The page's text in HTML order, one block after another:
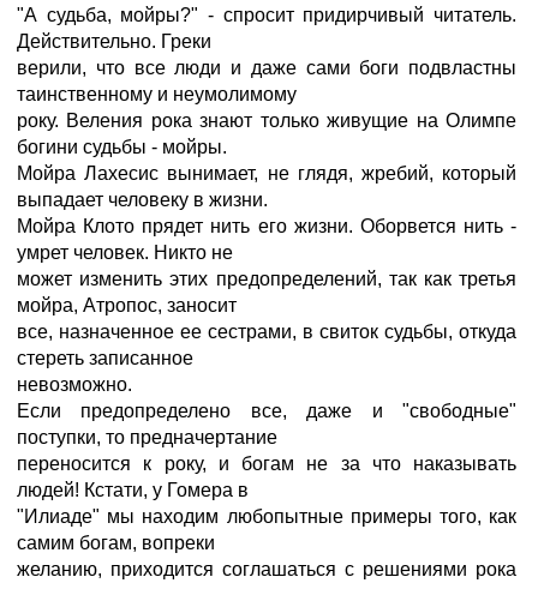
"А судьба, мойры?" - спросит придирчивый читатель.
Действительно. Греки
верили, что все люди и даже сами боги подвластны
таинственному и неумолимому
року. Веления рока знают только живущие на Олимпе
богини судьбы - мойры.
Мойра Лахесис вынимает, не глядя, жребий, который
выпадает человеку в жизни.
Мойра Клото прядет нить его жизни. Оборвется нить -
умрет человек. Никто не
может изменить этих предопределений, так как третья
мойра, Атропос, заносит
все, назначенное ее сестрами, в свиток судьбы, откуда
стереть записанное
невозможно.
Если предопределено все, даже и "свободные"
поступки, то предначертание
переносится к року, и богам не за что наказывать
людей! Кстати, у Гомера в
"Илиаде" мы находим любопытные примеры того, как
самим богам, вопреки
желанию, приходится соглашаться с решениями рока